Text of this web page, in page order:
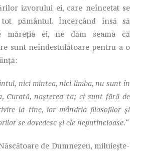
izvorului ei, care neîncetat se
tot pământul. Încercând însă să
măreţia ei, ne dăm seama că
sunt neîndestulătoare pentru a o
nici mintea, nici limba, nu sunt în
Curată, naşterea ta; ci sunt fără de
la tine, iar mândria filosofilor şi
se dovedesc şi ele neputincioase.“
de Dumnezeu, miluiește-